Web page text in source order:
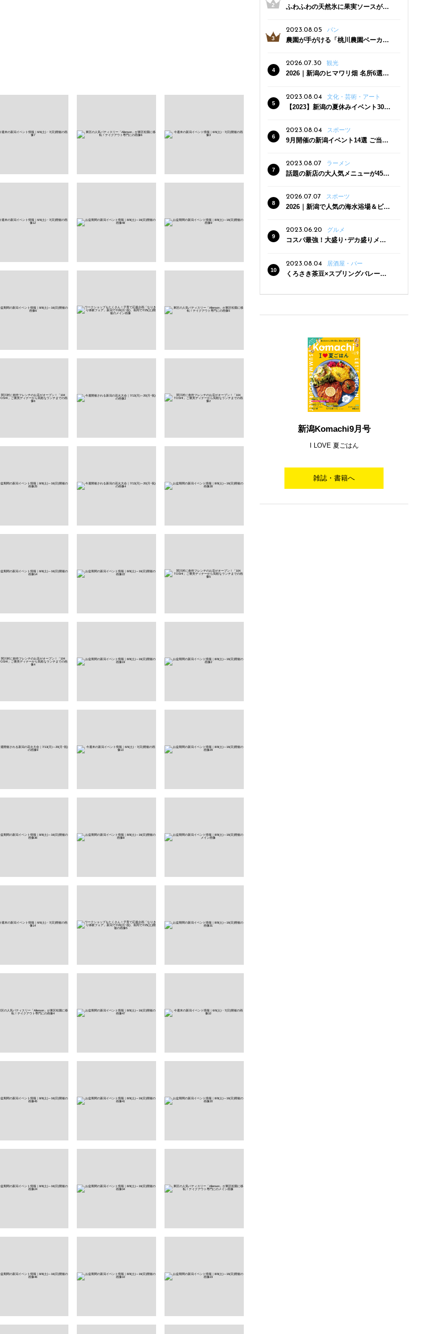
ふわふわの天然氷に果実ソースがた
三条駅近くにオープン
2023.08.05 パン
農園が手がける「桃川農園ベーカリ
った焼きたてパンのほか、ジェラー
トやスムージーも
2026.07.30 観光
2026｜新潟のヒマワリ畑 名所6選
2023.08.04
文化・芸術・アート
【2023】新潟の夏休みイベント30
2023.08.04
スポーツ
9月開催の新潟イベント14選 ご当地
2023.08.07 ラーメン
話題の新店の大人気メニューが450
クーポン登場
2026.07.07 スポーツ
2026｜新潟で人気の海水浴場＆ビー
2023.06.20
グルメ
コスパ最強！大盛り･デカ盛りメニ
2023.08.04
居酒屋・バー
くろさき茶豆×スプリングバレー豊
新潟Komachi9月号
I LOVE 夏ごはん
雑誌・書籍へ